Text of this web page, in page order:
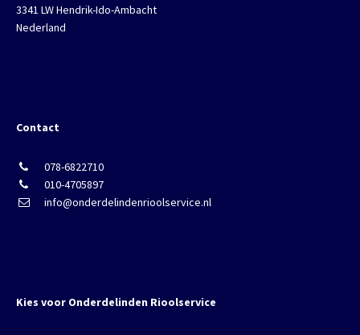
3341 LW Hendrik-Ido-Ambacht
Nederland
Contact
078-6822710
010-4705897
info@onderdelindenrioolservice.nl
Kies voor Onderdelinden Rioolservice